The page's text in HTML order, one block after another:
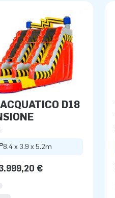
D18
8.4 x 3.9 x 5.2m
€